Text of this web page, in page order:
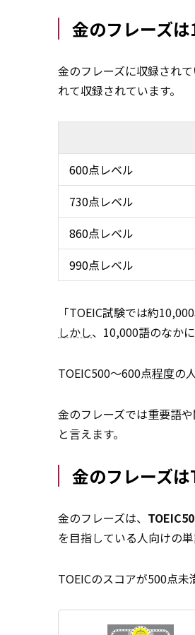
金のフレーズ
金のフレーズに収録され
れて収録されています。
600点レベル
730点レベル
860点レベル
990点レベル
「TOEIC試験では約
しかし、10,000語のなか
TOEIC500〜600点程度の
金のフレーズでは重要語
と言えます。
金のフレーズ
金のフレーズは、
を目指している人向けの
TOEICのスコアが500点未